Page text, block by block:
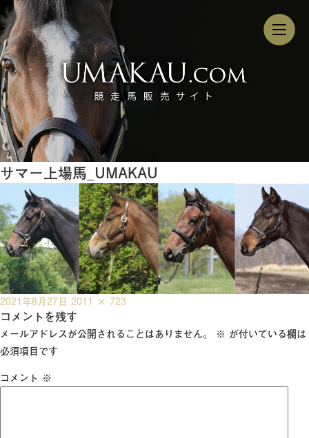
サマー上場馬_UMAKAU
投
稿
日:
2021年8月27日 フ
ル
サ
2011 × 723
コメントを残す
メールアドレスが公開されることはありません。 ※ が付いている欄は
必須項目です
コメント ※